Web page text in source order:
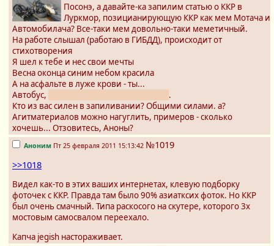
Посонэ, а давайте-ка запилим статью о ККР в
Луркмор, позицианирующую ККР как мем Мотача и
Автомобилача? Все-таки мем довольно-таки меметичный.
На работе слышал (работаю в ГИБДД), происходит от
стихотворения
Я шел к тебе и нес свои мечты
Весна оконца синим небом красила
А на асфальте в луже крови - ты...
Автобус,
.
Кто из вас силен в запиливании? Общими силами. а?
Агитматериалов можно нагуглить, примеров - сколько
хочешь... Отзовитесь, Аноны?
Аноним Пт 25 февраля 2011 15:13:42 №1019
>>1018
Видел как-то в этих ваших интернетах, клевую подборку
фоточек с ККР. Правда там было 90% азиатксих фоток. Но ККР
был очень смачный. Типа раскосого на скутере, которого 3х
мостовым самосвалом переехало.
Капча jegish настораживает.